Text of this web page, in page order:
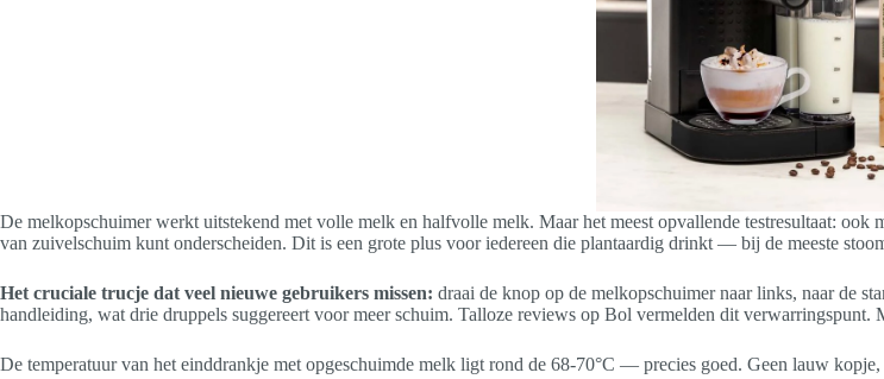
De melkopschuimer werkt uitstekend met volle melk en halfvolle melk. Maar het meest opvallende testresultaat:
van zuivelschuim kunt onderscheiden. Dit is een grote plus voor iedereen die plantaardig drinkt — bij de meeste
Het cruciale trucje dat veel nieuwe gebruikers missen: draai de knop op de melkopschuimer naar links, naar de
handleiding, wat drie druppels suggereert voor meer schuim. Talloze reviews op Bol vermelden dit
De temperatuur van het einddrankje met opgeschuimde melk ligt rond de 68-70°C — precies goed. Geen lauw kopje,